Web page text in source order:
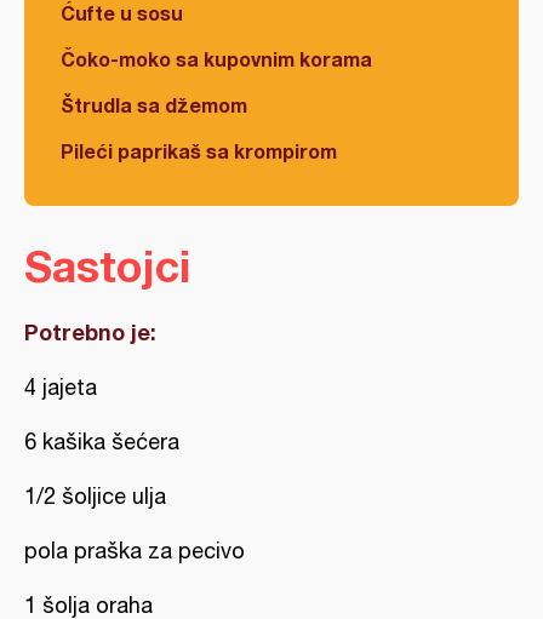
Ćufte u sosu
Čoko-moko sa kupovnim korama
Štrudla sa džemom
Pileći paprikaš sa krompirom
Sastojci
Potrebno je:
4 jajeta
6 kašika šećera
1/2 šoljice ulja
pola praška za pecivo
1 šolja oraha